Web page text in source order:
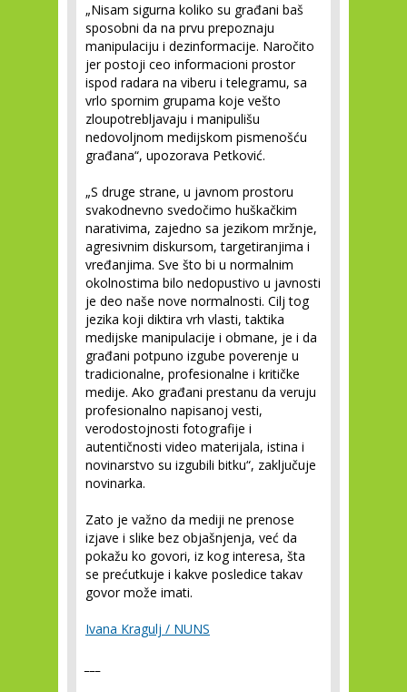
„Nisam sigurna koliko su građani baš
sposobni da na prvu prepoznaju
manipulaciju i dezinformacije. Naročito
jer postoji ceo informacioni prostor
ispod radara na viberu i telegramu, sa
vrlo spornim grupama koje vešto
zloupotrebljavaju i manipulišu
nedovoljnom medijskom pismenošću
građana“, upozorava Petković.
„S druge strane, u javnom prostoru
svakodnevno svedočimo huškačkim
narativima, zajedno sa jezikom mržnje,
agresivnim diskursom, targetiranjima i
vređanjima. Sve što bi u normalnim
okolnostima bilo nedopustivo u javnosti
je deo naše nove normalnosti. Cilj tog
jezika koji diktira vrh vlasti, taktika
medijske manipulacije i obmane, je i da
građani potpuno izgube poverenje u
tradicionalne, profesionalne i kritičke
medije. Ako građani prestanu da veruju
profesionalno napisanoj vesti,
verodostojnosti fotografije i
autentičnosti video materijala, istina i
novinarstvo su izgubili bitku“, zaključuje
novinarka.
Zato je važno da mediji ne prenose
izjave i slike bez objašnjenja, već da
pokažu ko govori, iz kog interesa, šta
se prećutkuje i kakve posledice takav
govor može imati.
Ivana Kragulj / NUNS